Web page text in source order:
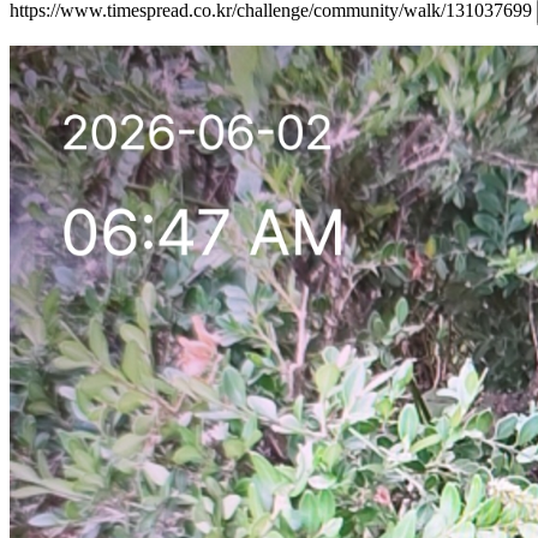
https://www.timespread.co.kr/challenge/community/walk/131037699